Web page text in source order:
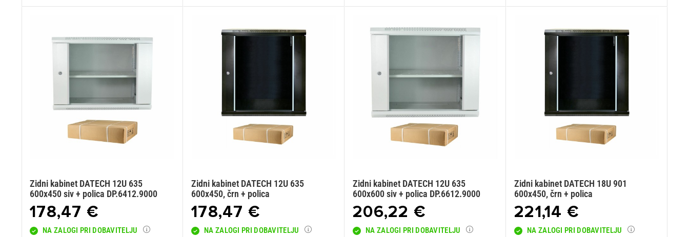
Zidni kabinet DATECH 12U 635
600x450 siv + polica DP.6412.9000
178,47 €
NA ZALOGI PRI DOBAVITELJU
Zidni kabinet DATECH 12U 635
600x450, črn + polica
178,47 €
NA ZALOGI PRI DOBAVITELJU
Zidni kabinet DATECH 12U 635
600x600 siv + polica DP.6612.9000
206,22 €
NA ZALOGI PRI DOBAVITELJU
Zidni kabinet DATECH 18U 901
600x450, črn + polica
221,14 €
NA ZALOGI PRI DOBAVITELJU
Prijava ×
Za dodajanje na seznam želja morate biti prijavljeni.